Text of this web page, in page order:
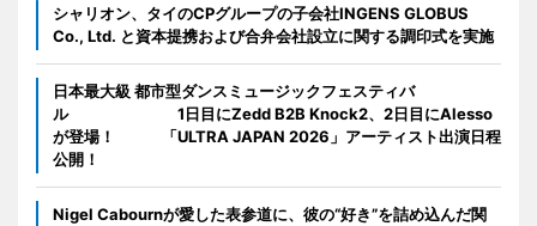
シャリオン、タイのCPグループの子会社INGENS GLOBUS
Co., Ltd. と資本提携および合弁会社設立に関する調印式を実施
日本最大級 都市型ダンスミュージックフェスティバ
ル 1日目にZedd B2B Knock2、2日目にAlesso
が登場！ 「ULTRA JAPAN 2026」アーティスト出演日程
公開！
Nigel Cabournが愛した表参道に、彼の“好き”を詰め込んだ関